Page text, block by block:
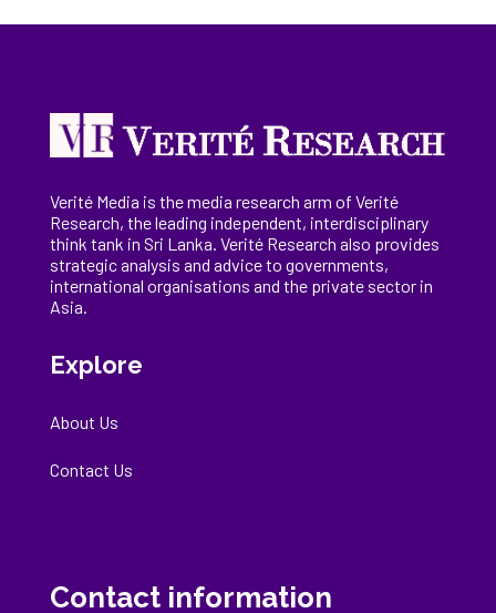
Verité Media is the media research arm of Verité
Research, theleading independent, interdisciplinary
think tank in Sri Lanka. Verité Research also provides
strategic analysis and advice to governments,
international organisations and the private sector in
Asia.
Explore
About Us
Contact Us
Contact information